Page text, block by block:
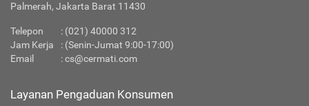
Palmerah, Jakarta Barat 11430
Telepon : (021) 40000 312
Jam Kerja
: (Senin-Jumat 9:00-17:00)
Email
:cs@cermati.com
Layanan Pengaduan Konsumen